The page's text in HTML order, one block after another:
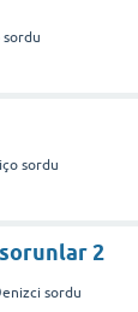
sordu
sordu
2
sordu